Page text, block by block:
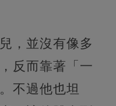
，並沒有像多
反而靠著「一
不過他也坦